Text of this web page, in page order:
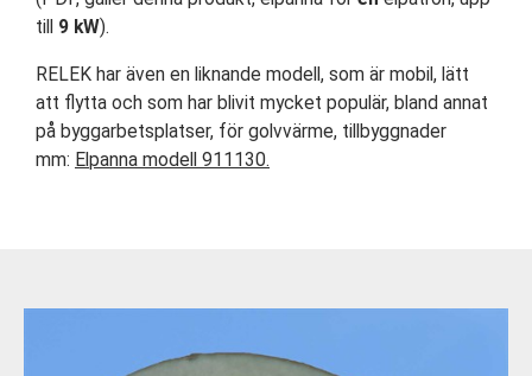
till 9 kW).
RELEK har även en liknande modell, som är mobil, lätt
att flytta och som har blivit mycket populär, bland annat
på byggarbetsplatser, för golvvärme, tillbyggnader
mm: Elpanna modell 911130.